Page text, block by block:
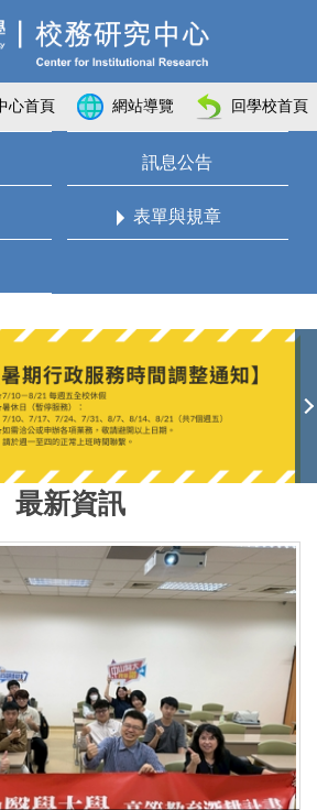
心首頁 網站導覽 回學校首頁
訊息公告
表單與規章
最新資訊